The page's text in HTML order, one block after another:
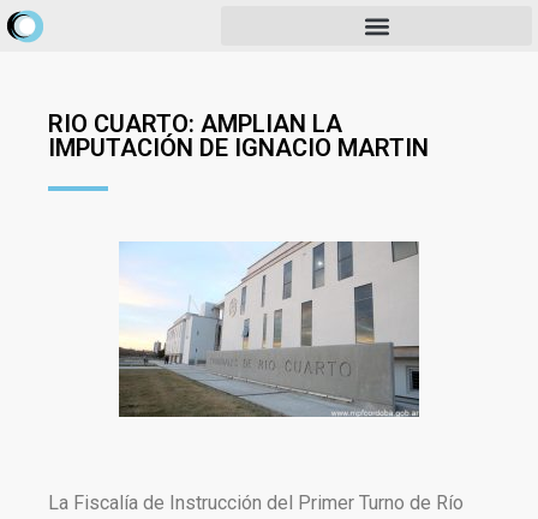
RIO CUARTO: AMPLIAN LA
IMPUTACIÓN DE IGNACIO MARTIN
La Fiscalía de Instrucción del Primer Turno de Río